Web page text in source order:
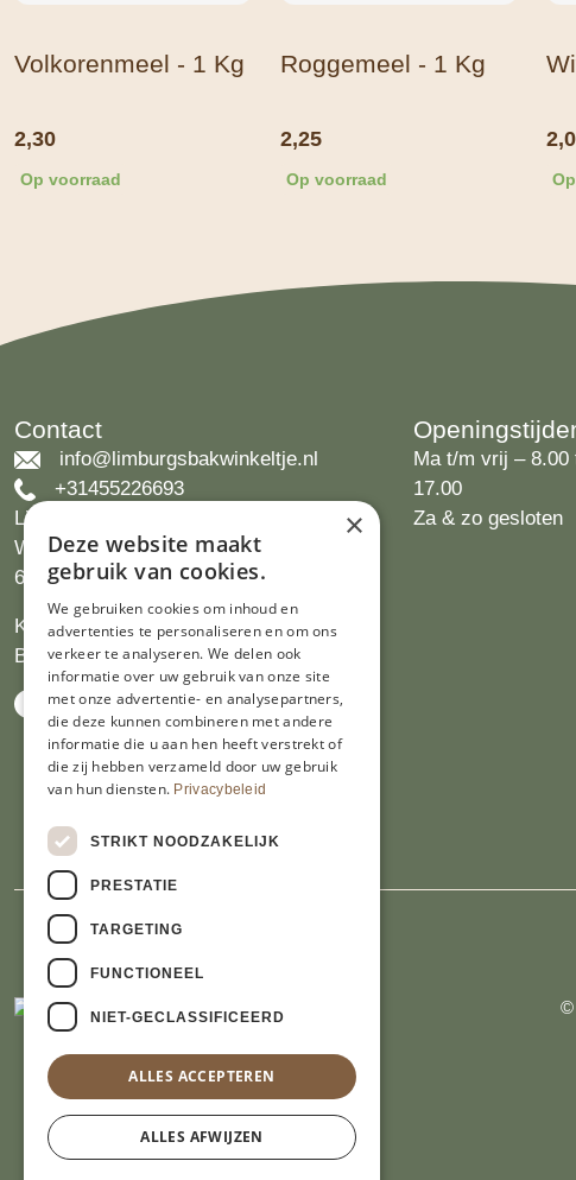
Volkorenmeel - 1 Kg
2,30
Op voorraad
Roggemeel - 1 Kg
2,25
Op voorraad
Contact
info@limburgsbakwinkeltje.nl
+31455226693
Limburgs Bakwinkeltje
Wijngaardsweg 16
6412 PJ Heerlen
KVK 14069470
BTW NL809913914.B01
Ma t/m vrij – 8.00
17.00
Za & zo gesloten
©
×
Deze website maakt
gebruik van cookies.
We gebruiken cookies om inhoud en
advertenties te personaliseren en om ons
verkeer te analyseren. We delen ook
informatie over uw gebruik van onze site
met onze advertentie- en analysepartners,
die deze kunnen combineren met andere
informatie die u aan hen heeft verstrekt of
die zij hebben verzameld door uw gebruik
van hun diensten. Privacybeleid
STRIKT NOODZAKELIJK
PRESTATIE
TARGETING
FUNCTIONEEL
NIET-GECLASSIFICEERD
ALLES ACCEPTEREN
ALLES AFWIJZEN